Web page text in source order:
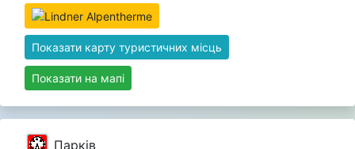
Показати карту туристичних місць
Показати на мапі
Парків